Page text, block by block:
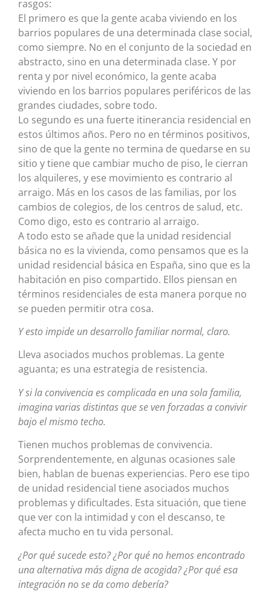
rasgos:
El primero es que la gente acaba viviendo en los
barrios populares de una determinada clase social,
como siempre. No en el conjunto de la sociedad en
abstracto, sino en una determinada clase. Y por
renta y por nivel económico, la gente acaba
viviendo en los barrios populares periféricos de las
grandes ciudades, sobre todo.
Lo segundo es una fuerte itinerancia residencial en
estos últimos años. Pero no en términos positivos,
sino de que la gente no termina de quedarse en su
sitio y tiene que cambiar mucho de piso, le cierran
los alquileres, y ese movimiento es contrario al
arraigo. Más en los casos de las familias, por los
cambios de colegios, de los centros de salud, etc.
Como digo, esto es contrario al arraigo.
A todo esto se añade que la unidad residencial
básica no es la vivienda, como pensamos que es la
unidad residencial básica en España, sino que es la
habitación en piso compartido. Ellos piensan en
términos residenciales de esta manera porque no
se pueden permitir otra cosa.
Y esto impide un desarrollo familiar normal, claro.
Lleva asociados muchos problemas. La gente
aguanta; es una estrategia de resistencia.
Y si la convivencia es complicada en una sola familia,
imagina varias distintas que se ven forzadas a convivir
bajo el mismo techo.
Tienen muchos problemas de convivencia.
Sorprendentemente, en algunas ocasiones sale
bien, hablan de buenas experiencias. Pero ese tipo
de unidad residencial tiene asociados muchos
problemas y dificultades. Esta situación, que tiene
que ver con la intimidad y con el descanso, te
afecta mucho en tu vida personal.
¿Por qué sucede esto? ¿Por qué no hemos encontrado
una alternativa más digna de acogida? ¿Por qué esa
integración no se da como debería?